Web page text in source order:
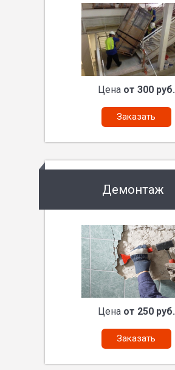
Цена от 300 руб.
Заказать
Демонтаж
Цена от 250 руб.
Заказать